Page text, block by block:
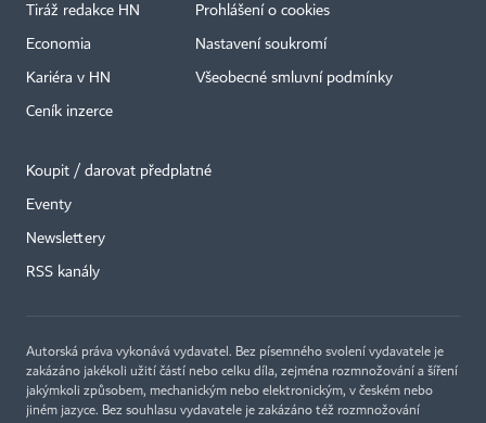
Tiráž redakce HN
Economia
Kariéra v HN
Ceník inzerce
Prohlášení o cookies
Nastavení soukromí
Všeobecné smluvní podmínky
Koupit / darovat předplatné
Eventy
Newslettery
RSS kanály
Autorská práva vykonává vydavatel. Bez písemného svolení vydavatele je
zakázáno jakékoli užití částí nebo celku díla, zejména rozmnožování a šíření
jakýmkoli způsobem, mechanickým nebo elektronickým, v českém nebo
jiném jazyce. Bez souhlasu vydavatele je zakázáno též rozmnožování